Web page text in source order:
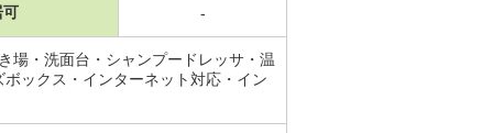
可 -
場・洗面台・シャンプードレッサ・温
ックス・インターネット対応・イン